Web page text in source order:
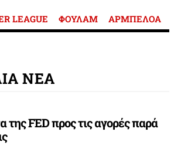
LEAGUE ΦΟΥΛΑΜ ΑΡΜΠΕΛΟΑ
ΝΕΑ
της FED προς τις αγορές παρά